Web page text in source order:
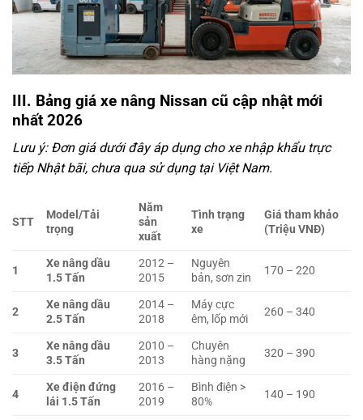
III. Bảng giá xe nâng Nissan cũ cập nhật mới
nhất 2026
Lưu ý: Đơn giá dưới đây áp dụng cho xe nhập khẩu trực
tiếp Nhật bãi, chưa qua sử dụng tại Việt Nam.
STT
Model/Tải
trọng
Năm
sản
xuất
Tình trạng
xe
Giá tham khảo
(Triệu VNĐ)
1
Xe nâng dầu
1.5 Tấn
2012 –
2015
Nguyên
bản, sơn zin
170 – 220
2
Xe nâng dầu
2.5 Tấn
2014 –
2018
Máy cực
êm, lốp mới
260 – 340
3
Xe nâng dầu
3.5 Tấn
2010 –
2013
Chuyên
hàng nặng
320 – 390
4
Xe điện đứng
lái 1.5 Tấn
2016 –
2019
Bình điện >
80%
140 – 190